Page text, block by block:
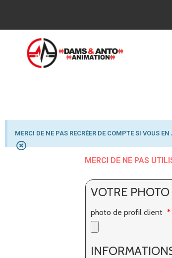
MERCI DE NE PAS RECRÉER DE COMPTE SI VOUS
MERCI DE NE PAS
VOTRE
photo de profil client *